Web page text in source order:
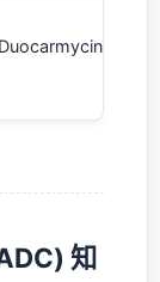
单克
知